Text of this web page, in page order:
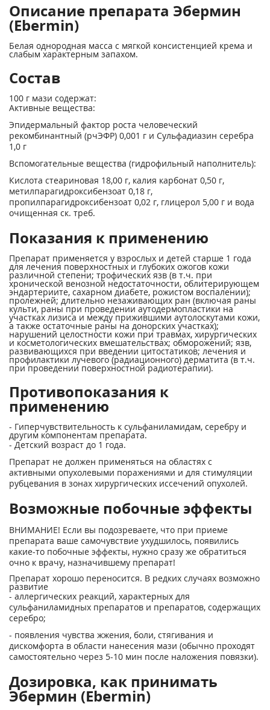
Описание препарата Эбермин
(Ebermin)
Белая однородная масса с мягкой консистенцией крема и
слабым характерным запахом.
Состав
100 г мази содержат:
Активные вещества:
Эпидермальный фактор роста человеческий
рекомбинантный (рчЭФР) 0,001 г и Сульфадиазин серебра
1,0 г
Вспомогательные вещества (гидрофильный наполнитель):
Кислота стеариновая 18,00 г, калия карбонат 0,50 г,
метилпарагидроксибензоат 0,18 г,
пропилпарагидроксибензоат 0,02 г, глицерол 5,00 г и вода
очищенная ск. треб.
Показания к применению
Препарат применяется у взрослых и детей старше 1 года
для лечения поверхностных и глубоких ожогов кожи
различной степени; трофических язв (в т.ч. при
хронической венозной недостаточности, облитерирующем
эндартериите, сахарном диабете, рожистом воспалении);
пролежней; длительно незаживающих ран (включая раны
культи, раны при проведении аутодермопластики на
участках лизиса и между прижившими аутолоскутами кожи,
а также остаточные раны на донорских участках);
нарушений целостности кожи при травмах, хирургических
и косметологических вмешательствах; обморожений; язв,
развивающихся при введении цитостатиков; лечения и
профилактики лучевого (радиационного) дерматита (в т.ч.
при проведении поверхностной радиотерапии).
Противопоказания к
применению
- Гиперчувствительность к сульфаниламидам, серебру и
другим компонентам препарата.
- Детский возраст до 1 года.
Препарат не должен применяться на областях с
активными опухолевыми поражениями и для стимуляции
рубцевания в зонах хирургических иссечений опухолей.
Возможные побочные эффекты
ВНИМАНИЕ! Если вы подозреваете, что при приеме
препарата ваше самочувствие ухудшилось, появились
какие-то побочные эффекты, нужно сразу же обратиться
очно к врачу, назначившему препарат!
Препарат хорошо переносится. В редких случаях возможно
развитие
- аллергических реакций, характерных для
сульфаниламидных препаратов и препаратов, содержащих
серебро;
- появления чувства жжения, боли, стягивания и
дискомфорта в области нанесения мази (обычно проходят
самостоятельно через 5-10 мин после наложения повязки).
Дозировка, как принимать
Эбермин (Ebermin)